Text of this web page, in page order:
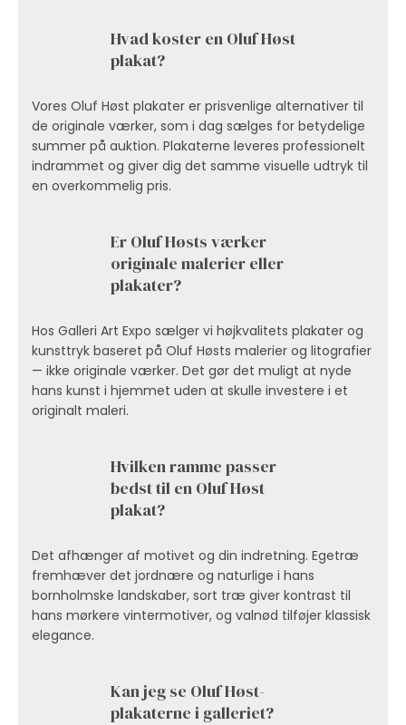
Hvad koster en Oluf Høst
plakat?
Vores Oluf Høst plakater er prisvenlige alternativer til
de originale værker, som i dag sælges for betydelige
summer på auktion. Plakaterne leveres professionelt
indrammet og giver dig det samme visuelle udtryk til
en overkommelig pris.
Er Oluf Høsts værker
originale malerier eller
plakater?
Hos Galleri Art Expo sælger vi højkvalitets plakater og
kunsttryk baseret på Oluf Høsts malerier og litografier
— ikke originale værker. Det gør det muligt at nyde
hans kunst i hjemmet uden at skulle investere i et
originalt maleri.
Hvilken ramme passer
bedst til en Oluf Høst
plakat?
Det afhænger af motivet og din indretning. Egetræ
fremhæver det jordnære og naturlige i hans
bornholmske landskaber, sort træ giver kontrast til
hans mørkere vintermotiver, og valnød tilføjer klassisk
elegance.
Kan jeg se Oluf Høst-
plakaterne i galleriet?